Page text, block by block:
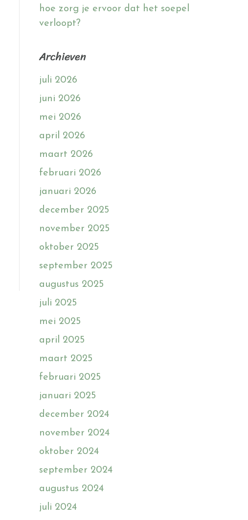
hoe zorg je ervoor dat het soepel
verloopt?
Archieven
juli 2026
juni 2026
mei 2026
april 2026
maart 2026
februari 2026
januari 2026
december 2025
november 2025
oktober 2025
september 2025
augustus 2025
juli 2025
mei 2025
april 2025
maart 2025
februari 2025
januari 2025
december 2024
november 2024
oktober 2024
september 2024
augustus 2024
juli 2024